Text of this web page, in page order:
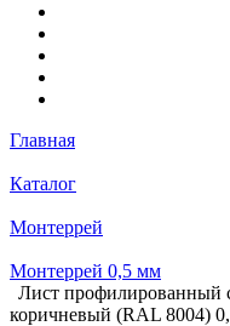
Главная
Каталог
Монтеррей
Монтеррей 0,5 мм
Лист профилированный
коричневый (RAL 8004)